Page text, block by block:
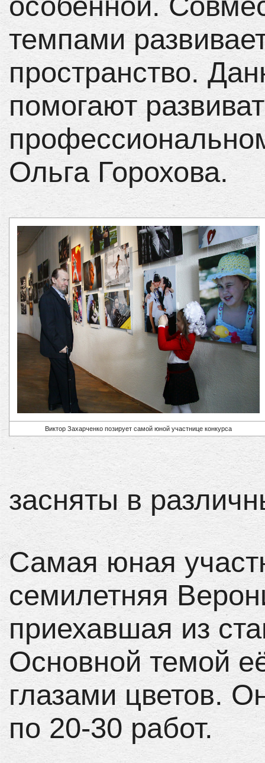
темпами
пространство.
помогают
Ольга Горохова.
Виктор Захарченко позирует самой юной участнице конкурса
засняты в
Самая юная
семилетняя
приехавшая из
Основной темой
глазами цветов.
по 20-30 работ.